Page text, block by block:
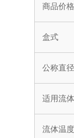
商品价格
盒式
公称直径
适用流体
流体温度